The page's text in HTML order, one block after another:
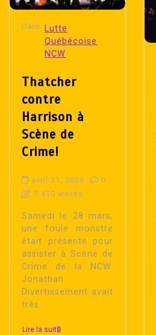
Dans
Lutte
Québécoise
NCW
Thatcher
contre
Harrison à
Scène de
Crime!
avril 21, 2026
0
5 410 words
Samedi le 28 mars,
une foule monstre
était présente pour
assister à Scène de
Crime de la NCW.
Jonathan
Divertissement avait
très...
Lire la suite